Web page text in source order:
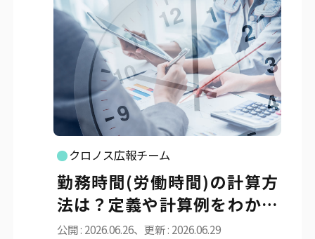
クロノス広報チーム
勤務時間(労働時間)の計算方
法は？定義や計算例をわかり
やすく解説
公開 : 2026.06.26、更新 : 2026.06.29